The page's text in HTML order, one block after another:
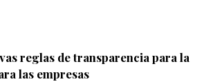
reglas de transparencia para la
las empresas